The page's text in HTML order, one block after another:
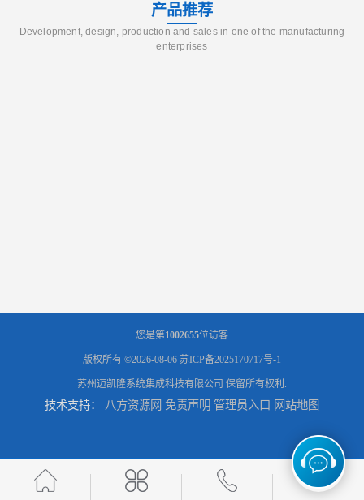
产品推荐
Development, design, production and sales in one of the manufacturing
enterprises
您是第1002655位访客
版权所有 ©2026-08-06 苏ICP备2025170717号-1
苏州迈凯隆系统集成科技有限公司 保留所有权利.
技术支持： 八方资源网 免责声明 管理员入口 网站地图